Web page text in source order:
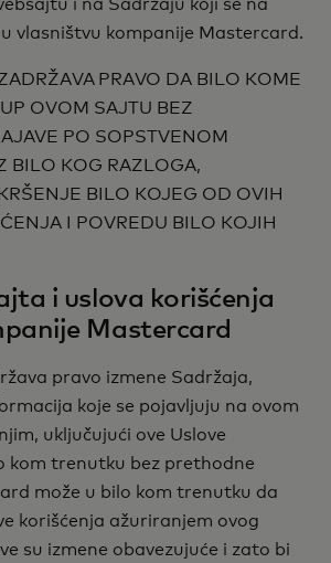
i na Sadržaju koji se na
vlasništvu kompanije Mastercard.
PRAVO DA BILO KOME
OVOM SAJTU BEZ
PO SOPSTVENOM
BILO KOG RAZLOGA,
BILO KOJEG OD OVIH
I POVREDU BILO KOJIH
i uslova korišćenja
Mastercard
pravo izmene Sadržaja,
koje se pojavljuju na ovom
uključujući ove Uslove
kom trenutku bez prethodne
može u bilo kom trenutku da
korišćenja ažuriranjem ovog
su izmene obavezujuće i zato bi